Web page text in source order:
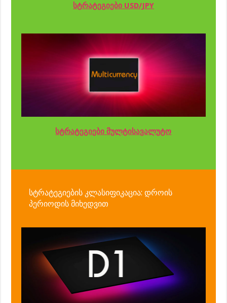
სტრატეგიები USD/JPY
სტრატეგიები მულტისავალუტო
სტრატეგიების კლასიფიკაცია: დროის
პერიოდის მიხედვით